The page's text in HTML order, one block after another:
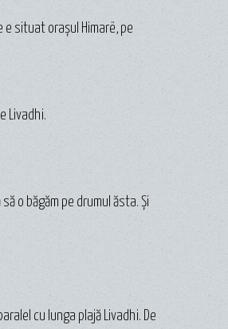
e situat orașul Himarë, pe
Livadhi.
o băgăm pe drumul ăsta. Și
cu lunga plajă Livadhi. De